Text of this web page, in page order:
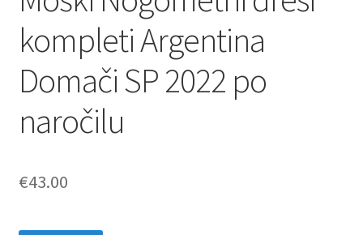
kompleti Argentina
Domači SP 2022 po
naročilu
€43.00